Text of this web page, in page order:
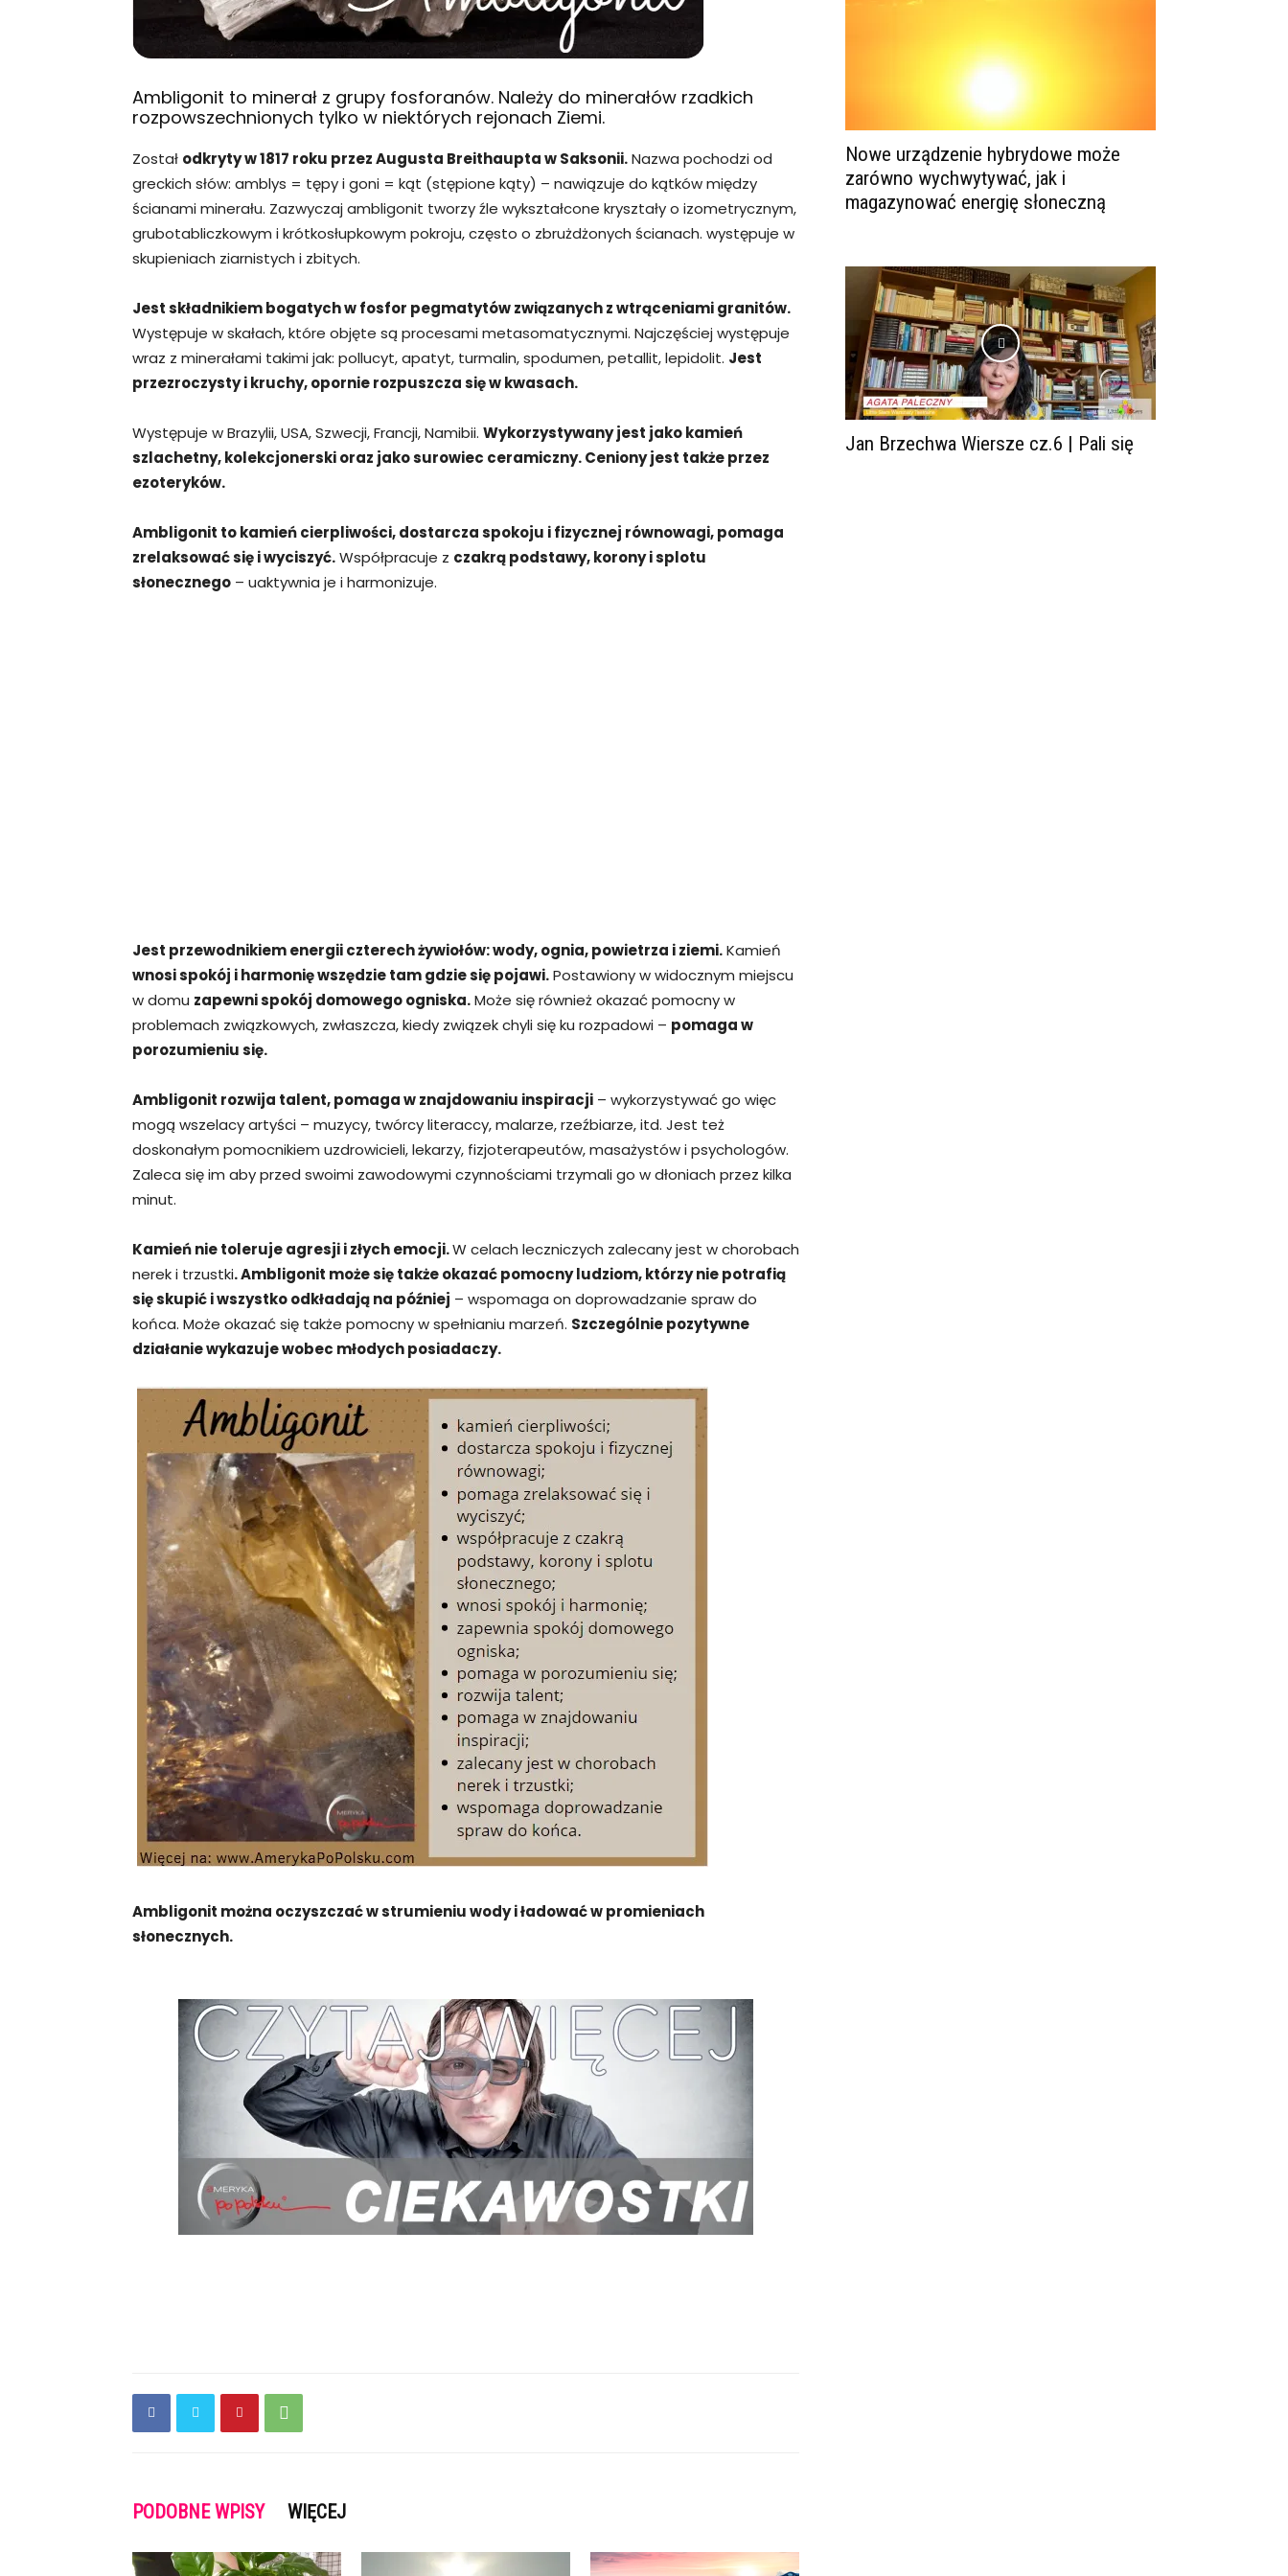
Ambligonit to minerał z grupy fosforanów. Należy do minerałów rzadkich
rozpowszechnionych tylko w niektórych rejonach Ziemi.
Został odkryty w 1817 roku przez Augusta Breithaupta w Saksonii.Nazwa pochodzi od
greckich słów: amblys = tępy i goni = kąt (stępione kąty) – nawiązuje do kątków między
ścianami minerału. Zazwyczaj ambligonit tworzy źle wykształcone kryształy o izometrycznym,
grubotabliczkowym i krótkosłupkowym pokroju, często o zbrużdżonych ścianach. występuje w
skupieniach ziarnistych i zbitych.
Jest składnikiem bogatych w fosfor pegmatytów związanych z wtrąceniami granitów.
Występuje w skałach, które objęte są procesami metasomatycznymi. Najczęściej występuje
wraz z minerałami takimi jak: pollucyt, apatyt, turmalin, spodumen, petallit, lepidolit. Jest
przezroczysty i kruchy, opornie rozpuszcza się w kwasach.
Występuje w Brazylii, USA, Szwecji, Francji, Namibii. Wykorzystywany jest jako kamień
szlachetny, kolekcjonerski oraz jako surowiec ceramiczny. Ceniony jest także przez
ezoteryków.
Ambligonit to kamień cierpliwości, dostarcza spokoju i fizycznej równowagi, pomaga
zrelaksować się i wyciszyć.Współpracuje z czakrą podstawy, korony i splotu
słonecznego – uaktywnia je i harmonizuje.
Jest przewodnikiem energii czterech żywiołów: wody, ognia, powietrza i ziemi.Kamień
wnosi spokój i harmonię wszędzie tam gdzie się pojawi.Postawiony w widocznym miejscu
w domu zapewni spokój domowego ogniska.Może się również okazać pomocny w
problemach związkowych, zwłaszcza, kiedy związek chyli się ku rozpadowi – pomaga w
porozumieniu się.
Ambligonit rozwija talent, pomaga w znajdowaniu inspiracji – wykorzystywać go więc
mogą wszelacy artyści – muzycy, twórcy literaccy, malarze, rzeźbiarze, itd. Jest też
doskonałym pomocnikiem uzdrowicieli, lekarzy, fizjoterapeutów, masażystów i psychologów.
Zaleca się im aby przed swoimi zawodowymi czynnościami trzymali go w dłoniach przez kilka
minut.
Kamień nie toleruje agresji i złych emocji.W celach leczniczych zalecany jest w chorobach
nerek i trzustki. Ambligonit może się także okazać pomocny ludziom, którzy nie potrafią
się skupić i wszystko odkładają na później – wspomaga on doprowadzanie spraw do
końca. Może okazać się także pomocny w spełnianiu marzeń. Szczególnie pozytywne
działanie wykazuje wobec młodych posiadaczy.
Ambligonit można oczyszczać w strumieniu wody i ładować w promieniach
słonecznych.
PODOBNE WPISY WIĘCEJ
Nowe urządzenie hybrydowe może
zarówno wychwytywać, jak i
magazynować energię słoneczną
Jan Brzechwa Wiersze cz.6 | Pali się